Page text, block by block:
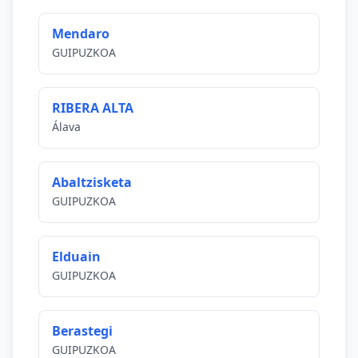
Mendaro
GUIPUZKOA
RIBERA ALTA
Álava
Abaltzisketa
GUIPUZKOA
Elduain
GUIPUZKOA
Berastegi
GUIPUZKOA